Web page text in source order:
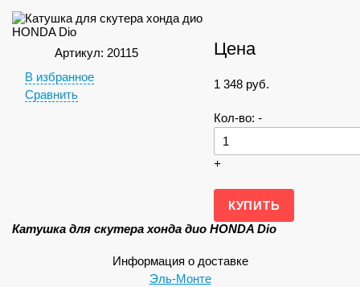
Артикул: 20115
В избранное
Сравнить
Цена
1 348 руб.
Кол-во: -
+
Катушка для скутера хонда дио HONDA Dio
Информация о доставке
Эль-Монте